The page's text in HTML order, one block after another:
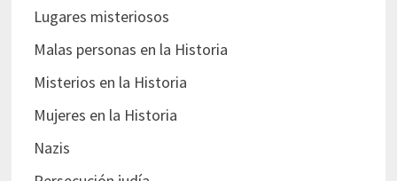
Lugares misteriosos
Malas personas en la Historia
Misterios en la Historia
Mujeres en la Historia
Nazis